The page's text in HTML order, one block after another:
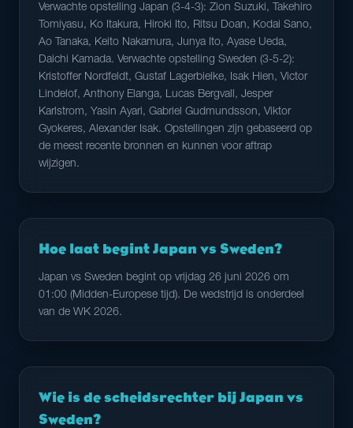
Verwachte opstelling Japan (3-4-3): Zion Suzuki, Takehiro
Tomiyasu, Ko Itakura, Hiroki Ito, Ritsu Doan, Kodai Sano,
Ao Tanaka, Keito Nakamura, Junya Ito, Ayase Ueda,
Daichi Kamada. Verwachte opstelling Sweden (3-5-2):
Kristoffer Nordfeldt, Gustaf Lagerbielke, Isak Hien, Victor
Lindelof, Anthony Elanga, Lucas Bergvall, Jesper
Karlstrom, Yasin Ayari, Gabriel Gudmundsson, Viktor
Gyokeres, Alexander Isak. Opstellingen zijn gebaseerd op
de meest recente bronnen en kunnen voor aftrap
wijzigen.
Hoe laat begint Japan vs Sweden?
Japan vs Sweden begint op vrijdag 26 juni 2026 om
01:00 (Midden-Europese tijd). De wedstrijd is onderdeel
van de WK 2026.
Wie is de scheidsrechter bij Japan vs
Sweden?